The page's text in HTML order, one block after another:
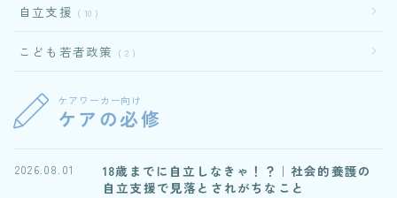
自立支援 10
こども若者政策 2
ケアワーカー向け
ケアの必修
18歳までに自立しなきゃ！？｜社会的養護の
自立支援で見落とされがちなこと
2026.08.01